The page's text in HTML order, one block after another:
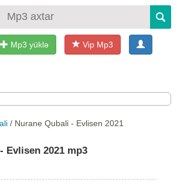
Mp3 yüklə Vip Mp3
/ Nurane Qubali - Evlisen 2021
Evlisen 2021 mp3